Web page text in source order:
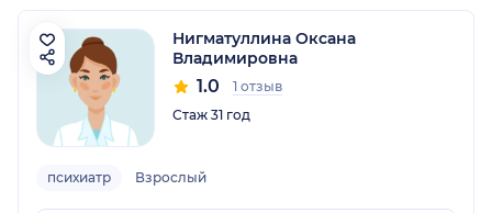
Нигматуллина Оксана
Владимировна
1.0
1 отзыв
Стаж 31 год
психиатр Взрослый